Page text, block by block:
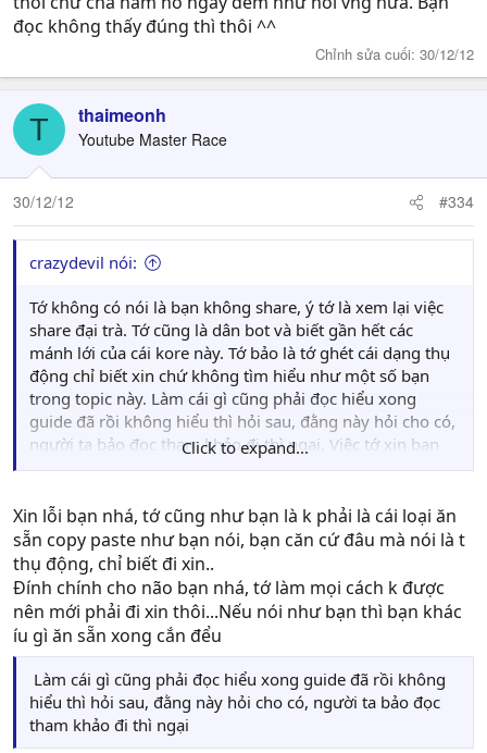
đọc không thấy đúng thì thôi ^^
Chỉnh sửa cuối: 30/12/12
T thaimeonh
Youtube Master Race
30/12/12 #334
crazydevil nói:
Tớ không có nói là bạn không share, ý tớ là xem lại việc
share đại trà. Tớ cũng là dân bot và biết gần hết các
mánh lới của cái kore này. Tớ bảo là tớ ghét cái dạng thụ
động chỉ biết xin chứ không tìm hiểu như một số bạn
trong topic này. Làm cái gì cũng phải đọc hiểu xong
guide đã rồi không hiểu thì hỏi sau, đằng này hỏi cho có,
người ta bảo đọc tham khảo đi thì ngại. Việc tớ xin bạn
thì đúng là thế, bởi vì tớ làm theo cách thông thường
làm để có thể tự làm tự tìm hiểu thì bạn im lặng.
Bạn bảo muốn chỉ dẫn vì bạn thích bot. Mình cũng vậy,
nhưng việc chỉ dạy chỉ nên dành cho những người nắm
vững cơ bản để bạn chỉ cần nói ý là có thể làm được
theo, chứ không phải hỏi là bạn viết code sạch sẽ chỉ việc
copy paste mà dùng thôi. Cũng giống mọi người đi học
thôi, thầy cô chỉ hướng dẫn một hai bài chi tiết, còn về
sau mà cứ hỏi đi hỏi lại thì ai mà không phật lòng ?.
Đấy là mình chỉ nói cảm nghĩ của mình, còn vì mình cũng
không phải người tự làm ra, biết cũng chỉ để vậy thôi chứ
Click to expand...
Xin lỗi bạn nhá, tớ cũng như bạn là k phải là cái loại ăn
sẵn copy paste như bạn nói, bạn căn cứ đâu mà nói là t
thụ động, chỉ biết đi xin..
Đính chính cho não bạn nhá, tớ làm mọi cách k được
nên mới phải đi xin thôi...Nếu nói như bạn thì bạn khác
íu gì ăn sẵn xong cắn đểu
Làm cái gì cũng phải đọc hiểu xong guide đã rồi không
hiểu thì hỏi sau, đằng này hỏi cho có, người ta bảo đọc
tham khảo đi thì ngại